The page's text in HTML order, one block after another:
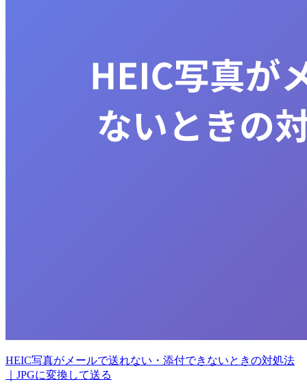
HEIC写真がメールで送れない・添付できないときの対処法
｜JPGに変換して送る